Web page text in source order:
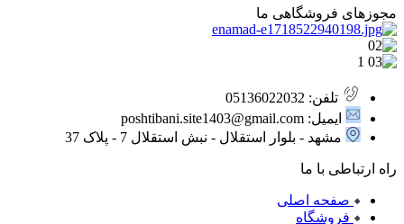
مجوزهای فروشگاهی ما
تلفن: 05136022032
ایمیل: poshtibani.site1403@gmail.com
مشهد - بلوار استقلال - نبش استقلال 7 - پلاک 37
راه ارتباطی با ما
صفحه اصلی
فروشگاه